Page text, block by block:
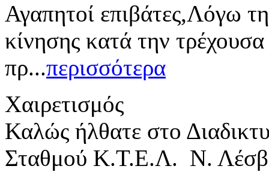
Αγαπητοί επιβάτες,Λόγω
κίνησης κατά την
πρ...περισσότερα
Χαιρετισμός
Καλώς ήλθατε στο
Σταθμού Κ.Τ.Ε.Λ. Ν.